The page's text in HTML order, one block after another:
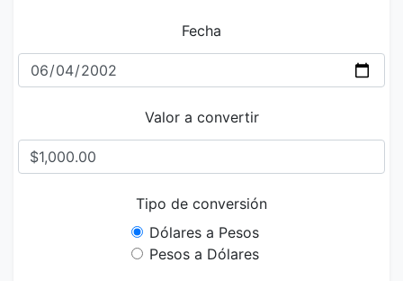
Fecha
Valor a convertir
Tipo de conversión
Dólares a Pesos
Pesos a Dólares